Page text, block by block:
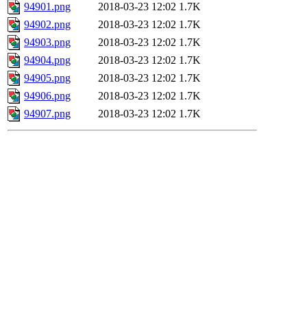
94901.png
2018-03-23 12:02 1.7K
94902.png
2018-03-23 12:02 1.7K
94903.png
2018-03-23 12:02 1.7K
94904.png
2018-03-23 12:02 1.7K
94905.png
2018-03-23 12:02 1.7K
94906.png
2018-03-23 12:02 1.7K
94907.png
2018-03-23 12:02 1.7K